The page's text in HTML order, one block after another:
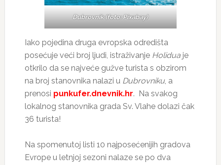
Dubrovnik (foto: Pixabay)
Iako pojedina druga evropska odredišta
posećuje veći broj ljudi, istraživanje Holiduaje
otkrilo da se najveće gužve turista s obzirom
na broj stanovnika nalazi u Dubrovniku, a
prenosi punkufer.dnevnik.hr. Na svakog
lokalnog stanovnika grada Sv. Vlahe dolazi čak
36 turista!
Na spomenutoj listi 10 najposećenijih gradova
Evrope u letnjoj sezoni nalaze se po dva